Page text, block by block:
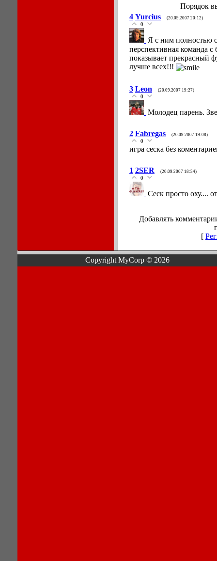
Порядок
4 Yurcius (20.09.2007 20:12)
0
Я с ним полностью
перспективная команда
показывает прекрасный
лучше всех!!!
3 Leon (20.09.2007 19:27)
0
Молодец парень.
2 Fabregas (20.09.2007 19:08)
0
игра сеска без
1 2SER (20.09.2007 18:54)
0
Сеск просто оху....
Добавлять
[
Copyright MyCorp © 2026